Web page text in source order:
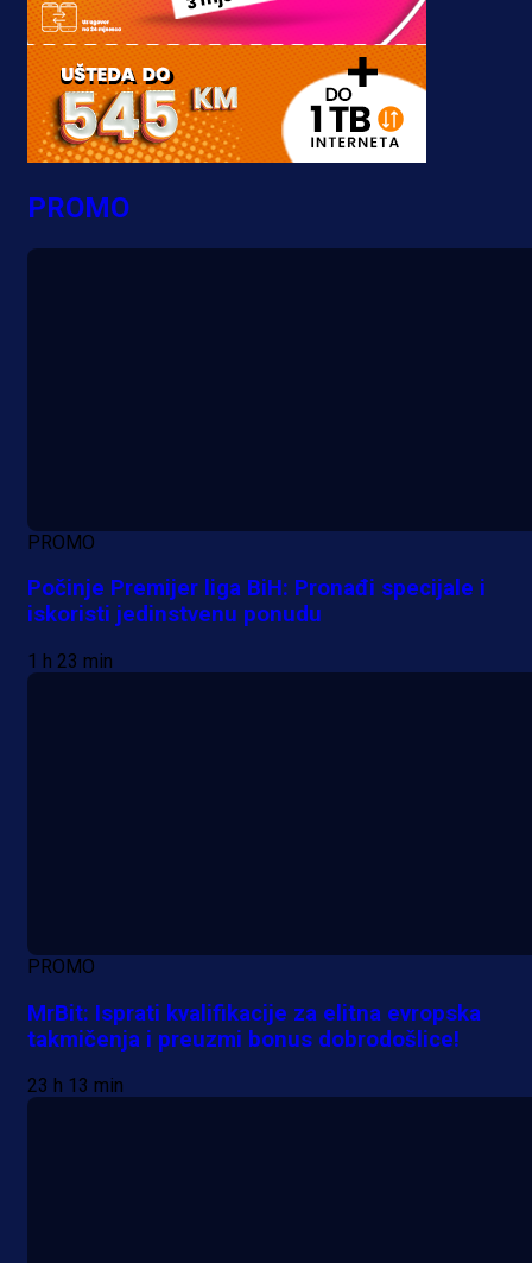
PROMO
PROMO
Počinje Premijer liga BiH: Pronađi specijale i
iskoristi jedinstvenu ponudu
1 h 23 min
PROMO
MrBit: Isprati kvalifikacije za elitna evropska
takmičenja i preuzmi bonus dobrodošlice!
23 h 13 min